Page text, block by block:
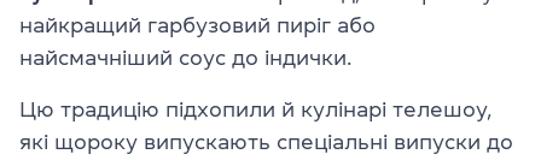
найкращий гарбузовий пиріг або
найсмачніший соус до індички.
Цю традицію підхопили й кулінарі телешоу,
які щороку випускають спеціальні випуски до